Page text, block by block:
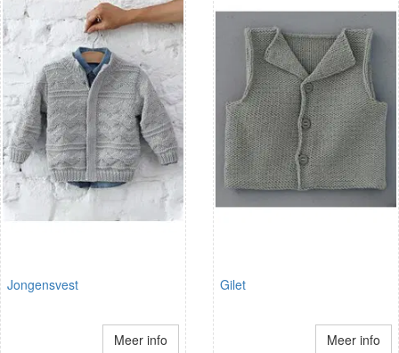
Jongensvest
Meer info
Gilet
Meer info